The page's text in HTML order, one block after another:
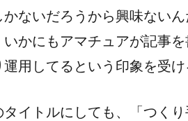
かないだろうから興味ない
いかにもアマチュアが記事
用してるという印象を受け
タイトルにしても、「つく